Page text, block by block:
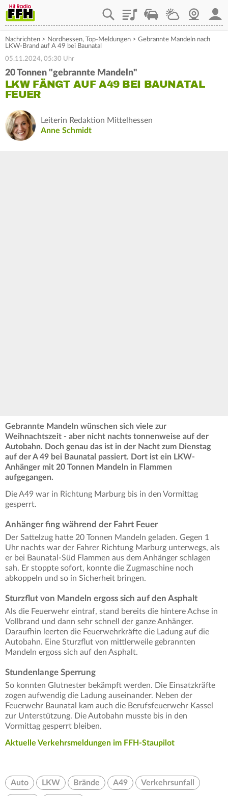
PlaylistStaupilotWetterWebcam
Nachrichten > Nordhessen, Top-Meldungen > Gebrannte Mandeln nach
LKW-Brand auf A 49 bei Baunatal
05.11.2024, 05:30 Uhr
20 Tonnen "gebrannte Mandeln"
LKW FÄNGT AUF A49 BEI BAUNATAL
FEUER
Leiterin Redaktion Mittelhessen
Anne Schmidt
Gebrannte Mandeln wünschen sich viele zur
Weihnachtszeit - aber nicht nachts tonnenweise auf der
Autobahn. Doch genau das ist in der Nacht zum Dienstag
auf der A 49 bei Baunatal passiert. Dort ist ein LKW-
Anhänger mit 20 Tonnen Mandeln in Flammen
aufgegangen.
Die A49 war in Richtung Marburg bis in den Vormittag
gesperrt.
Anhänger fing während der Fahrt Feuer
Der Sattelzug hatte 20 Tonnen Mandeln geladen. Gegen 1
Uhr nachts war der Fahrer Richtung Marburg unterwegs, als
er bei Baunatal-Süd Flammen aus dem Anhänger schlagen
sah. Er stoppte sofort, konnte die Zugmaschine noch
abkoppeln und so in Sicherheit bringen.
Sturzflut von Mandeln ergoss sich auf den Asphalt
Als die Feuerwehr eintraf, stand bereits die hintere Achse in
Vollbrand und dann sehr schnell der ganze Anhänger.
Daraufhin leerten die Feuerwehrkräfte die Ladung auf die
Autobahn. Eine Sturzflut von mittlerweile gebrannten
Mandeln ergoss sich auf den Asphalt.
Stundenlange Sperrung
So konnten Glutnester bekämpft werden. Die Einsatzkräfte
zogen aufwendig die Ladung auseinander. Neben der
Feuerwehr Baunatal kam auch die Berufsfeuerwehr Kassel
zur Unterstützung. Die Autobahn musste bis in den
Vormittag gesperrt bleiben.
Aktuelle Verkehrsmeldungen im FFH-Staupilot
Auto LKW Brände A49 Verkehrsunfall